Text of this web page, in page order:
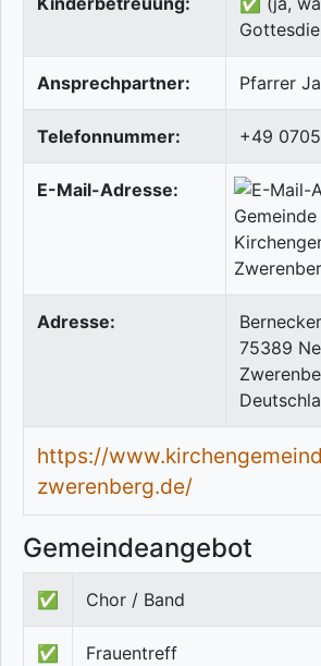
Ansprechpartner: Pfarrer
Telefonnummer: +49
E-Mail-Adresse:
Adresse:
75389
https://
zwerenberg.de/
Gemeindeangebot
✅ Chor / Band
✅ Frauentreff